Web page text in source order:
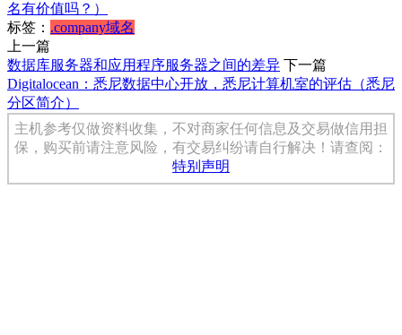
名有价值吗？）
标签： .company域名
上一篇
数据库服务器和应用程序服务器之间的差异 下一篇
Digitalocean：悉尼数据中心开放，悉尼计算机室的评估（悉尼
分区简介）
主机参考仅做资料收集，不对商家任何信息及交易做信用担
保，购买前请注意风险，有交易纠纷请自行解决！请查阅：
特别声明